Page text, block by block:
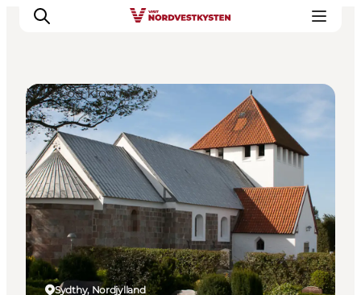
Feriesteder
Inspiration
Handicapvenlig ferie
Events
Overnatning
Planlæg din ferie
Sydthy, Nordjylland
Kirker og klostre